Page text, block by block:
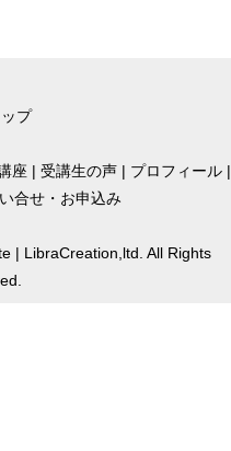
プ
座 | 受講生の声 | プロフィール |
合せ・お申込み
| LibraCreation,ltd. All Rights